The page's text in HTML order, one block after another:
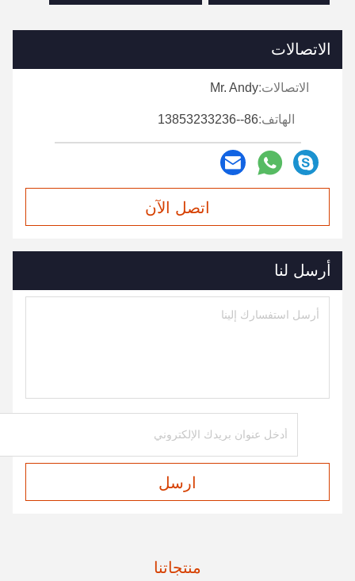
الاتصالات
الاتصالات:Mr. Andy
الهاتف:86--13853233236
اتصل الآن
أرسل لنا
ارسل
منتجاتنا